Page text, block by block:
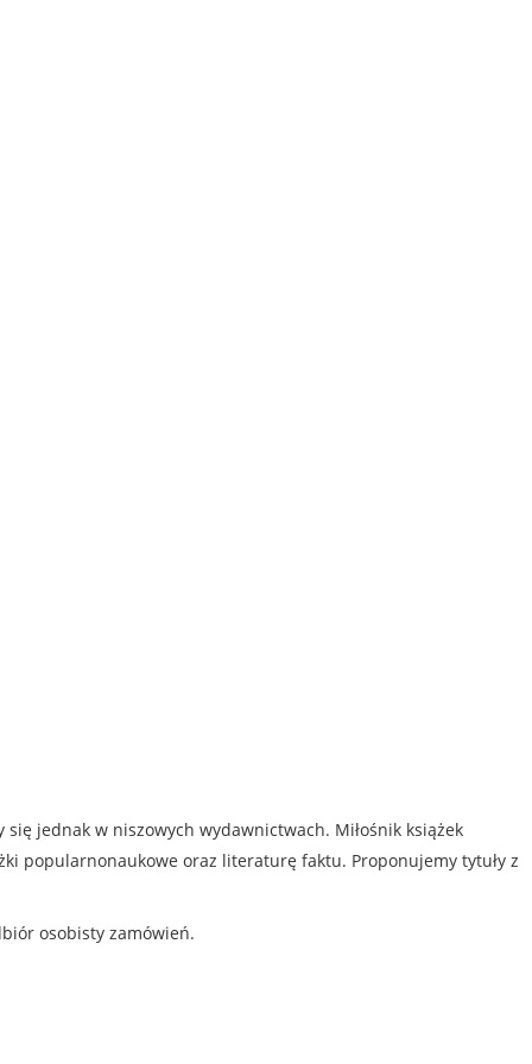
jednak w niszowych wydawnictwach. Miłośnik książek
popularnonaukowe oraz literaturę faktu. Proponujemy tytuły z
osobisty zamówień.